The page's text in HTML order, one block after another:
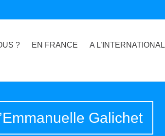
? EN FRANCE A L’INTERNATIONAL
Galichet